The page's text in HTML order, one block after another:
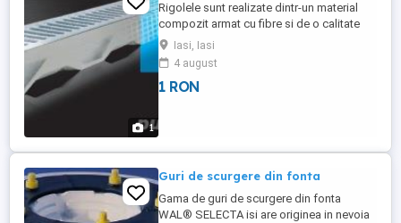
1
Rigolele sunt realizate dintr-un material
compozit armat cu fibre si de o calitate
inalta. Este produs printr-un proces de
fabricatie inovativ de amestecare si
procesare a fibrelor, cimentului si
agregatelor. Acest procedeu special
Iasi, Iasi
4 august
1 RON
Guri de scurgere din fonta
Gama de guri de scurgere din fonta
WAL® SELECTA isi are originea in nevoia